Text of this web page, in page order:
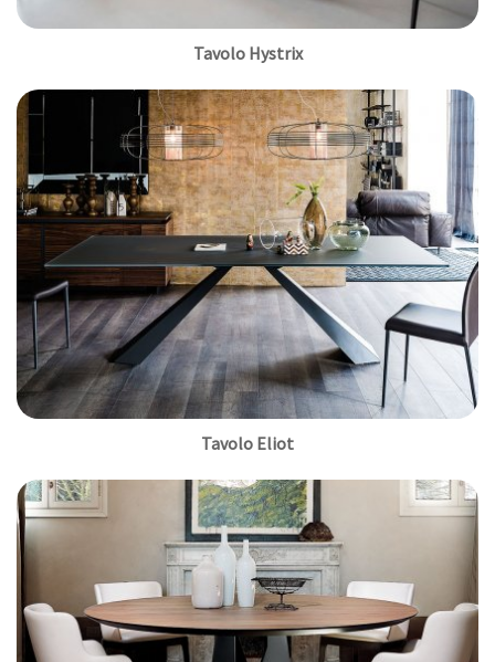
Tavolo Hystrix
Tavolo Eliot